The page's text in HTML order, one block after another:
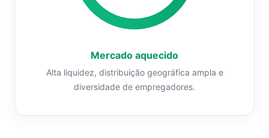
Mercado aquecido
Alta liquidez, distribuição geográfica ampla e
diversidade de empregadores.